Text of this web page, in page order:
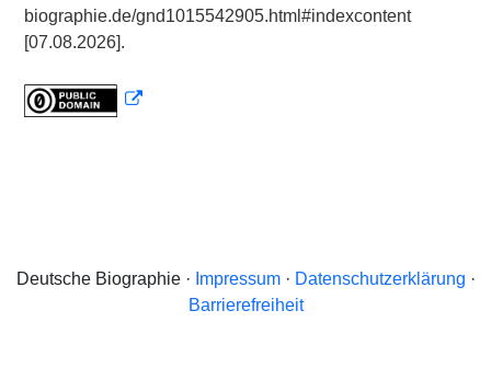
biographie.de/gnd1015542905.html#indexcontent
[07.08.2026].
Deutsche Biographie · Impressum· Datenschutzerklärung ·
Barrierefreiheit